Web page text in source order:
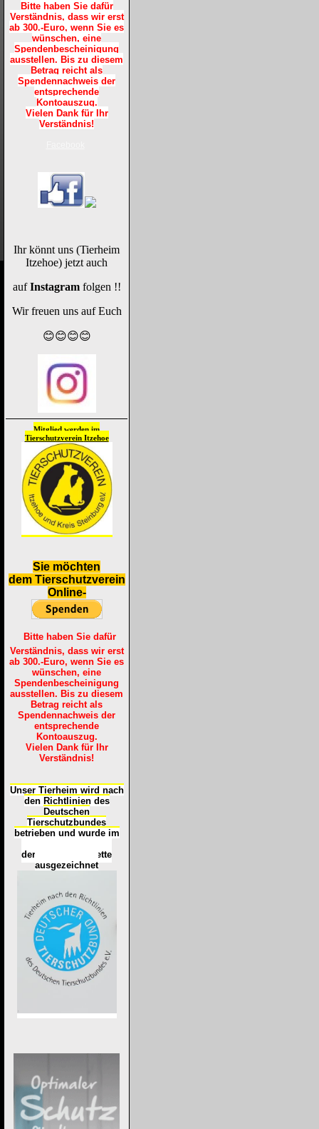
Bitte haben Sie dafür
Verständnis, dass wir erst
ab 300.-Euro, wenn Sie es
wünschen, eine
Spendenbescheinigung
ausstellen. Bis zu diesem
Betrag reicht als
Spendennachweis der
entsprechende
Kontoauszug.
Vielen Dank für Ihr
Verständnis!
Ihr könnt uns (Tierheim
Itzehoe) jetzt auch
aufInstagramfolgen !!
Wir freuen uns auf Euch
😊😊😊😊
Mitglied werden im
Tierschutzverein Itzehoe
Sie möchten
dem Tierschutzverein
Online-
Bitte haben Sie dafür
Verständnis, dass wir erst
ab 300.-Euro, wenn Sie es
wünschen, eine
Spendenbescheinigung
ausstellen. Bis zu diesem
Betrag reicht als
Spendennachweis der
entsprechende
Kontoauszug.
Vielen Dank für Ihr
Verständnis!
Unser Tierheim wird nach
den Richtlinien des
Deutschen
Tierschutzbundes
betrieben und wurde im
der
Tierheimplakette
ausgezeichnet